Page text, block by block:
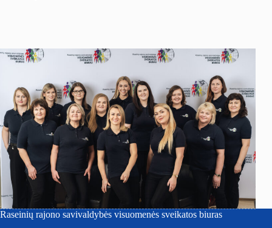
Raseinių rajono savivaldybės visuomenės sveikatos biuras